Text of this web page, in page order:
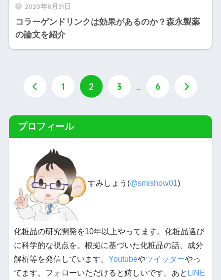
2020年8月31日
コラーゲンドリンクは効果があるのか？森永製薬
の論文を紹介
1 2 3 … 6
プロフィール
すみしょう(@smishow01)
化粧品の研究開発を10年以上やってます。化粧品選び
に科学的な視点を。根拠に基づいた化粧品の話、成分
解析等を発信しています。 Youtubeやツイッターやっ
てます。フォローいただけると嬉しいです。あと LINE